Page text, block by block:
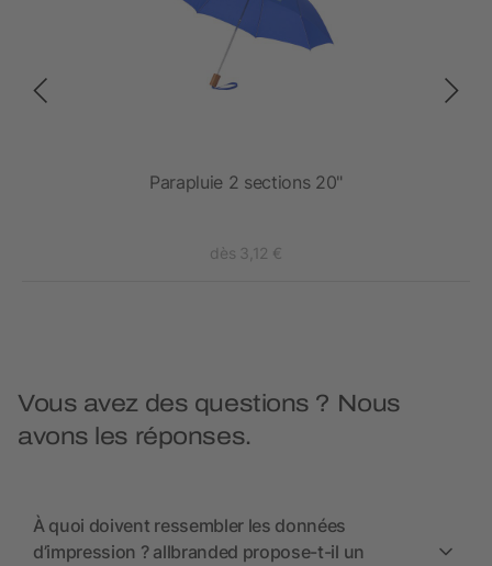
Parapluie 2 sections 20"
dès 3,12 €
Vous avez des questions ? Nous
avons les réponses.
À quoi doivent ressembler les données
d’impression ? allbranded propose-t-il un